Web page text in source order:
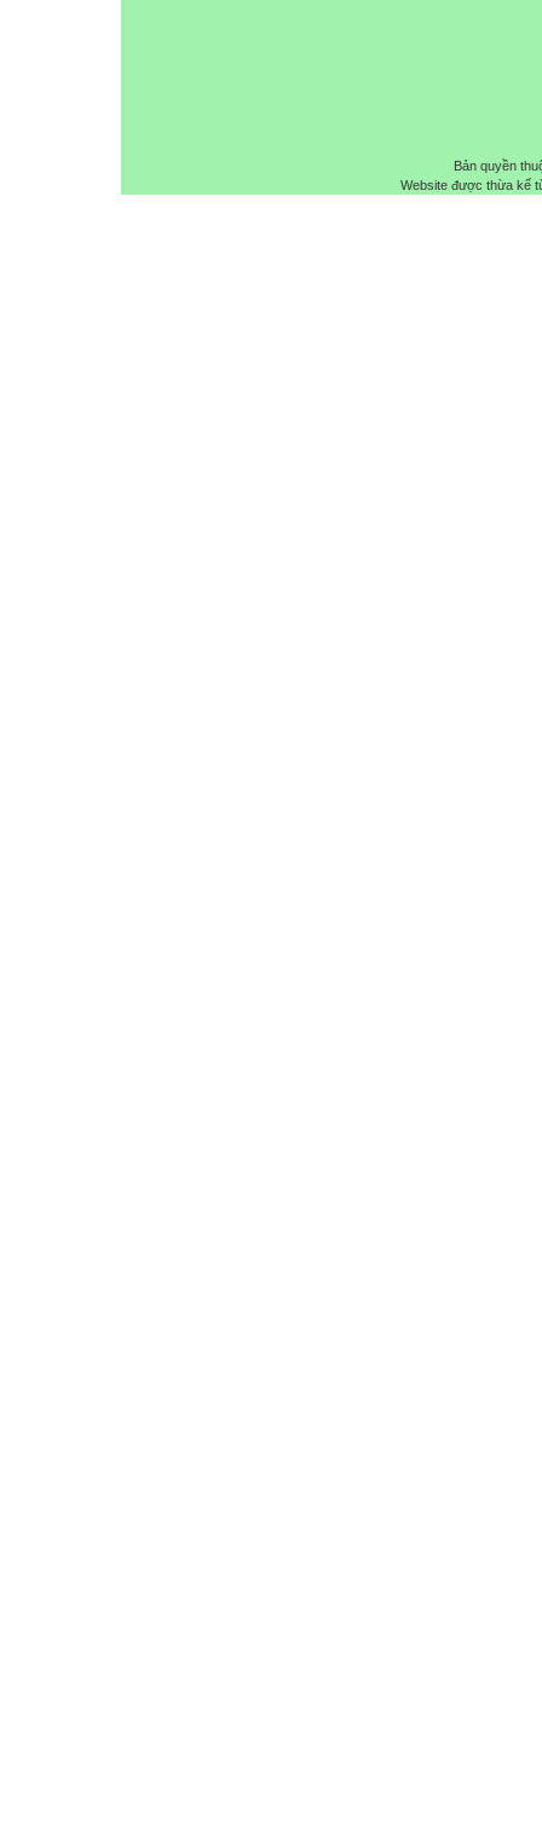
Bản quyền
Website được thừa kế